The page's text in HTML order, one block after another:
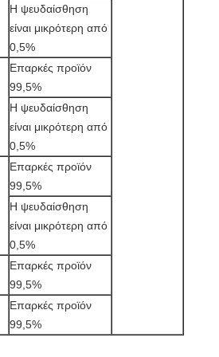
Η ψευδαίσθηση
είναι μικρότερη από
0,5%
Επαρκές προϊόν
99,5%
Η ψευδαίσθηση
είναι μικρότερη από
0,5%
Επαρκές προϊόν
99,5%
Η ψευδαίσθηση
είναι μικρότερη από
0,5%
Επαρκές προϊόν
99,5%
Επαρκές προϊόν
99,5%